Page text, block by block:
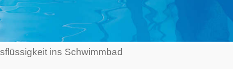
ins Schwimmbad